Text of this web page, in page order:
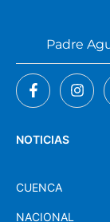
NOTICIAS
CUENCA
NACIONAL
Padre